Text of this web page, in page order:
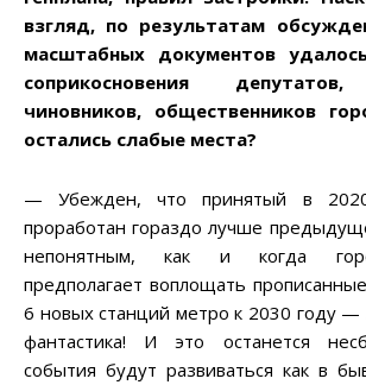
взгляд, по результатам
масштабных документов
соприкосновения
чиновников, общественников
остались слабые места?
— Убежден, что принятый в
проработан гораздо лучше
непонятным, как и когда
предполагает воплощать
6 новых станций метро к 2030 году —
фантастика! И это останется
события будут развиваться как в